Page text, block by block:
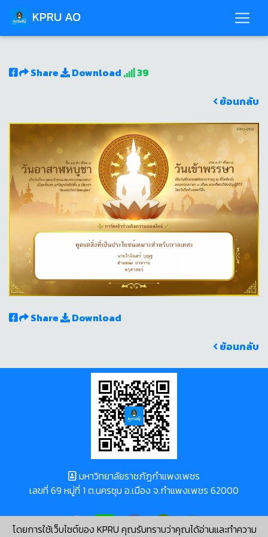
KPRU AO
Share Download
39
ย้อนกลับ
Share
Download
ย้อนกลับ
โดยการใช้เว็บไซต์ของ KPRU คุณรับทราบว่าคุณได้อ่านและทำความ
มหาวิทยาลัยราชภัฏกำแพงเพชร
เลขที่ 69 หมู่ที่ 1 ต.นครชุม อ.เมือง จ.กำแพงเพชร 62000